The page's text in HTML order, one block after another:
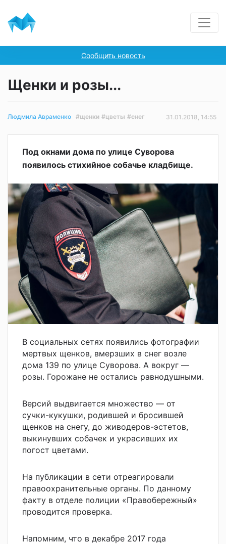
Сообщить новость
Щенки и розы...
Людмила Авраменко #щенки #цветы #снег 31.01.2018, 14:55
Под окнами дома по улице Суворова
появилось стихийное собачье кладбище.
В социальных сетях появились фотографии
мертвых щенков, вмерзших в снег возле
дома 139 по улице Суворова. А вокруг —
розы. Горожане не остались равнодушными.
Версий выдвигается множество — от
сучки-кукушки, родившей и бросившей
щенков на снегу, до живодеров-эстетов,
выкинувших собачек и украсивших их
погост цветами.
На публикации в сети отреагировали
правоохранительные органы. По данному
факту в отделе полиции «Правобережный»
проводится проверка.
Напомним, что в декабре 2017 года